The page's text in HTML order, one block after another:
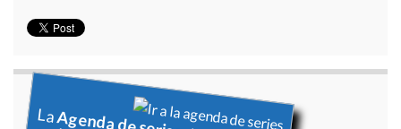
La